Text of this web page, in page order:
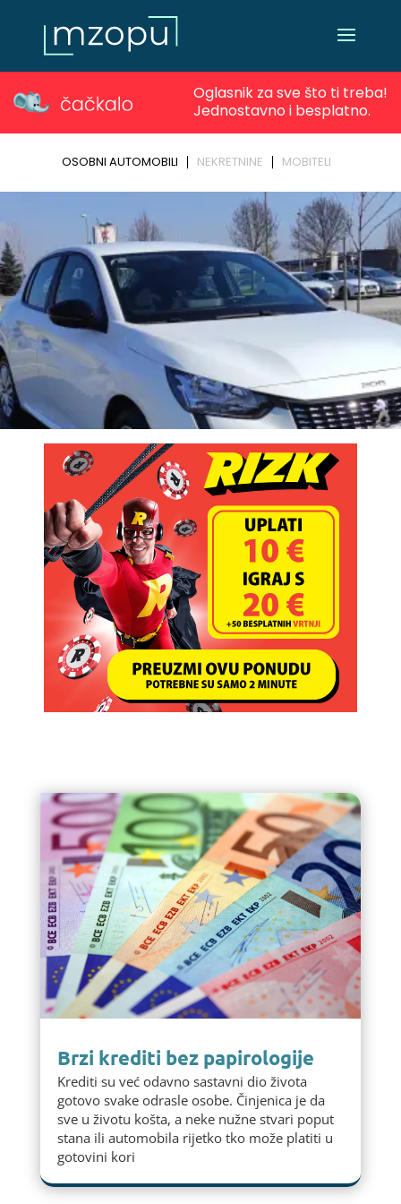
Brzi krediti bez papirologije
Krediti su već odavno sastavni dio života
gotovo svake odrasle osobe. Činjenica je da
sve u životu košta, a neke nužne stvari poput
stana ili automobila rijetko tko može platiti u
gotovini kori